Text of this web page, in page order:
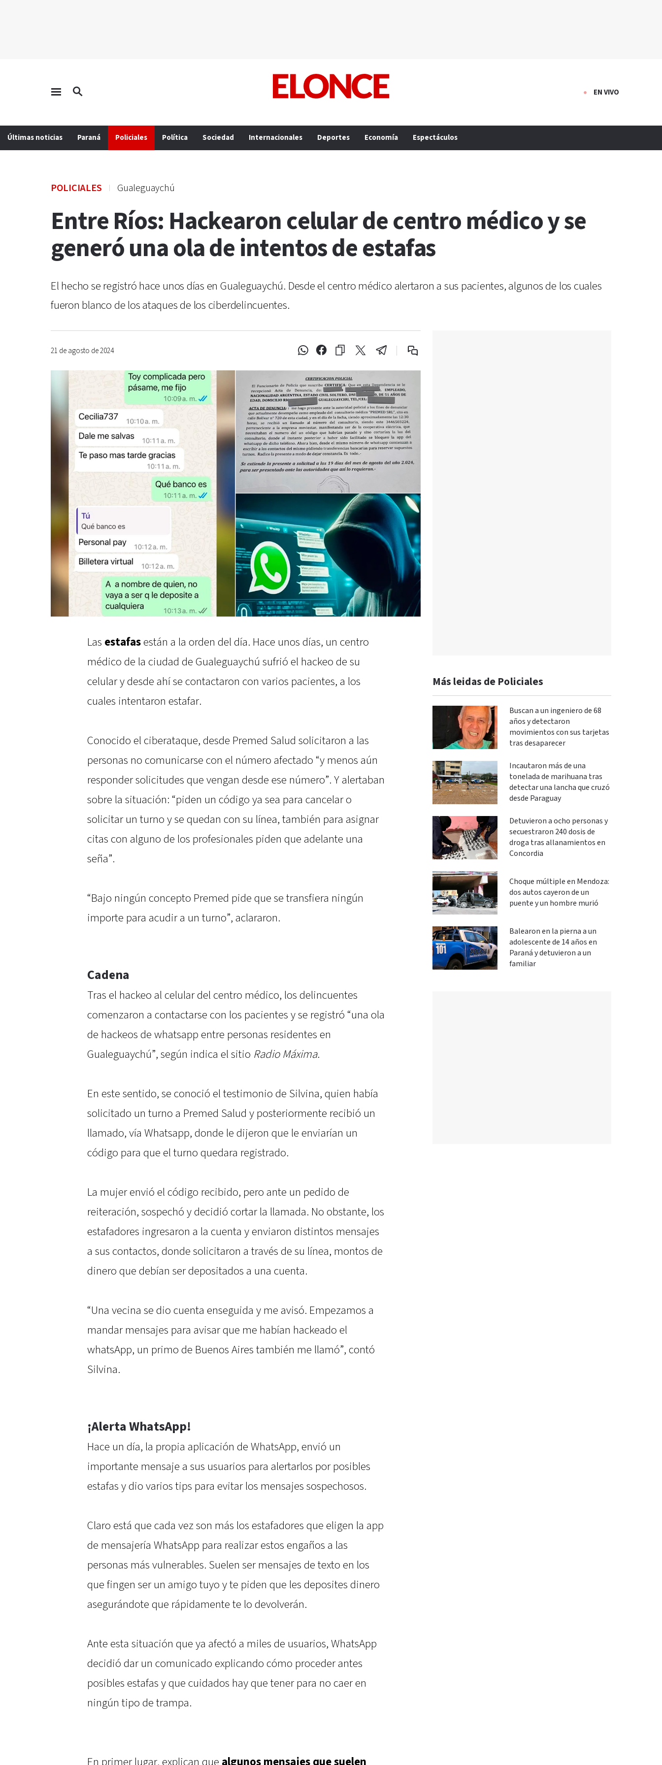
EN VIVO
Últimas noticias Paraná Policiales Política Sociedad Internacionales Deportes Economía Espectáculos
POLICIALES Gualeguaychú
Entre Ríos: Hackearon celular de centro médico y se
generó una ola de intentos de estafas
El hecho se registró hace unos días en Gualeguaychú. Desde el centro médico alertaron a sus pacientes, algunos de los cuales
fueron blanco de los ataques de los ciberdelincuentes.
21 de agosto de 2024
Las estafasestán a la orden del día. Hace unos días, un centro
médico de la ciudad de Gualeguaychú sufrió el hackeo de su
celular y desde ahí se contactaron con varios pacientes, a los
cuales intentaron estafar.
Conocido el ciberataque, desde Premed Salud solicitaron a las
personas no comunicarse con el número afectado “y menos aún
responder solicitudes que vengan desde ese número”. Y alertaban
sobre la situación: “piden un código ya sea para cancelar o
solicitar un turno y se quedan con su línea, también para asignar
citas con alguno de los profesionales piden que adelante una
seña”.
“Bajo ningún concepto Premed pide que se transfiera ningún
importe para acudir a un turno”, aclararon.
Cadena
Tras el hackeo al celular del centro médico, los delincuentes
comenzaron a contactarse con los pacientes y se registró “una ola
de hackeos de whatsapp entre personas residentes en
Gualeguaychú”, según indica el sitio Radio Máxima.
En este sentido, se conoció el testimonio de Silvina, quien había
solicitado un turno a Premed Salud y posteriormente recibió un
llamado, vía Whatsapp, donde le dijeron que le enviarían un
código para que el turno quedara registrado.
La mujer envió el código recibido, pero ante un pedido de
reiteración, sospechó y decidió cortar la llamada. No obstante, los
estafadores ingresaron a la cuenta y enviaron distintos mensajes
a sus contactos, donde solicitaron a través de su línea, montos de
dinero que debían ser depositados a una cuenta.
“Una vecina se dio cuenta enseguida y me avisó. Empezamos a
mandar mensajes para avisar que me habían hackeado el
whatsApp, un primo de Buenos Aires también me llamó”, contó
Silvina.
¡Alerta WhatsApp!
Hace un día, la propia aplicación de WhatsApp, envió un
importante mensaje a sus usuarios para alertarlos por posibles
estafas y dio varios tips para evitar los mensajes sospechosos.
Claro está que cada vez son más los estafadores que eligen la app
de mensajería WhatsApp para realizar estos engaños a las
personas más vulnerables. Suelen ser mensajes de texto en los
que fingen ser un amigo tuyo y te piden que les deposites dinero
asegurándote que rápidamente te lo devolverán.
Ante esta situación que ya afectó a miles de usuarios, WhatsApp
decidió dar un comunicado explicando cómo proceder antes
posibles estafas y que cuidados hay que tener para no caer en
ningún tipo de trampa.
Más leidas de Policiales
Buscan a un ingeniero de 68
años y detectaron
movimientos con sus tarjetas
tras desaparecer
Incautaron más de una
tonelada de marihuana tras
detectar una lancha que cruzó
desde Paraguay
Detuvieron a ocho personas y
secuestraron 240 dosis de
droga tras allanamientos en
Concordia
Choque múltiple en Mendoza:
dos autos cayeron de un
puente y un hombre murió
Balearon en la pierna a un
adolescente de 14 años en
Paraná y detuvieron a un
familiar